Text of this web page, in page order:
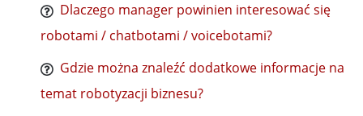
Dlaczego manager powinien interesować się
robotami / chatbotami / voicebotami?
Gdzie można znaleźć dodatkowe informacje na
temat robotyzacji biznesu?